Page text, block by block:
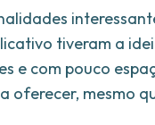
tiveram a
e com pouco
oferecer, mesmo